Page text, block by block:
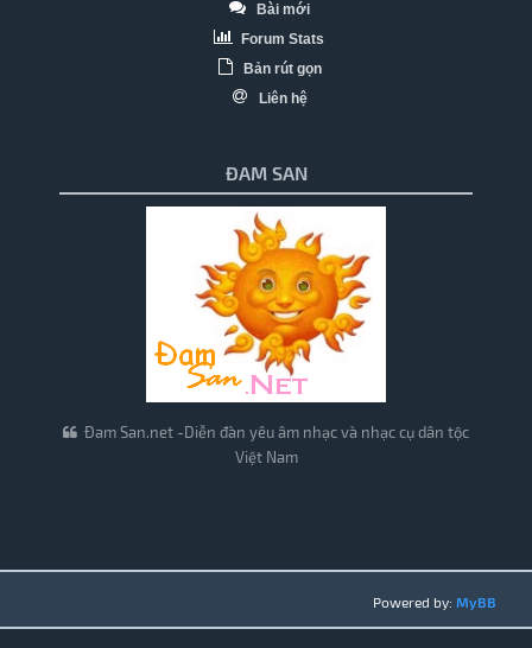
Bài mới
Forum Stats
Bản rút gọn
Liên hệ
ĐAM SAN
Đam San.net -Diễn đàn yêu âm nhạc và nhạc cụ dân tộc
Việt Nam
Powered by: MyBB